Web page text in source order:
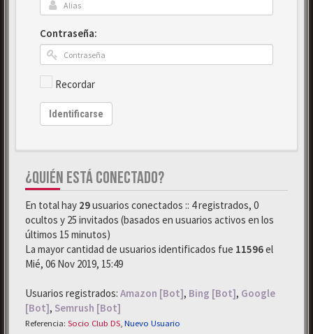
Contraseña:
Recordar
Identificarse
¿QUIÉN ESTÁ CONECTADO?
En total hay 29usuarios conectados :: 4 registrados, 0
ocultos y 25 invitados (basados en usuarios activos en los
últimos 15 minutos)
La mayor cantidad de usuarios identificados fue 11596el
Mié, 06 Nov 2019, 15:49
Usuarios registrados: Amazon [Bot], Bing [Bot], Google
[Bot], Semrush [Bot]
Referencia: Socio Club DS Nuevo Usuario